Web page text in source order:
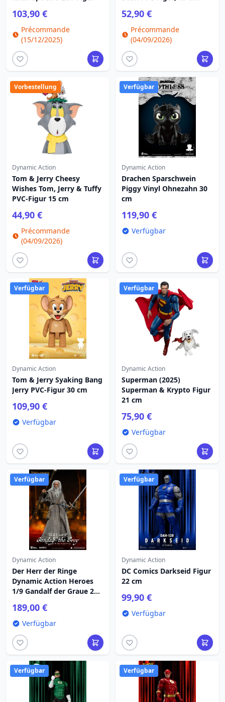
103,90 €
Précommande
(15/12/2025)
52,90 €
Précommande
(04/09/2026)
Vorbestellung
Dynamic Action
Tom & Jerry Cheesy
Wishes Tom, Jerry & Tuffy
PVC-Figur 15 cm
44,90 €
Précommande
(04/09/2026)
Verfügbar
Dynamic Action
Drachen Sparschwein
Piggy Vinyl Ohnezahn 30
cm
119,90 €
Verfügbar
Verfügbar
Dynamic Action
Tom & Jerry Syaking Bang
Jerry PVC-Figur 30 cm
109,90 €
Verfügbar
Verfügbar
Dynamic Action
Superman (2025)
Superman & Krypto Figur
21 cm
75,90 €
Verfügbar
Verfügbar
Dynamic Action
Der Herr der Ringe
Dynamic Action Heroes
1/9 Gandalf der Graue 21
189,00 €
Verfügbar
Verfügbar
Dynamic Action
DC Comics Darkseid Figur
22 cm
99,90 €
Verfügbar
Verfügbar Verfügbar